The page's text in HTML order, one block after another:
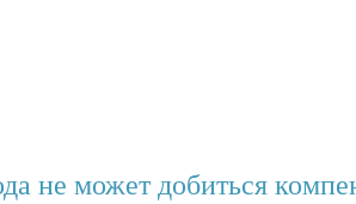
не может добиться